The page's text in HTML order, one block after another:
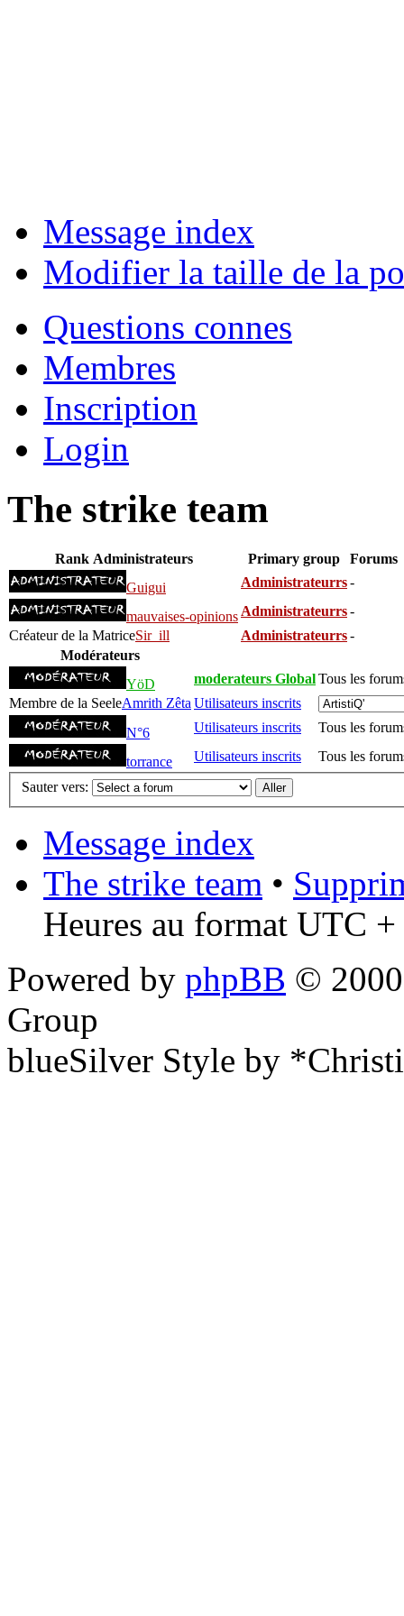
Message index
Modifier la taille de la
Questions connes
Membres
Inscription
Login
The strike team
Rank Administrateurs Primary group
Forums
Guigui
Administrateurrs-
mauvaises-opinions Administrateurrs-
Créateur de la MatriceSir_ill Administrateurrs-
Modérateurs
YöD
moderateurs GlobalTous les
Membre de la SeeleAmrith Zêta Utilisateurs inscrits
N°6
Utilisateurs inscrits Tous les
torrance Utilisateurs inscrits Tous les
Sauter vers:
Message index
The strike team •
Heures au format UTC
Powered by phpBB ©
Group
blueSilver Style by